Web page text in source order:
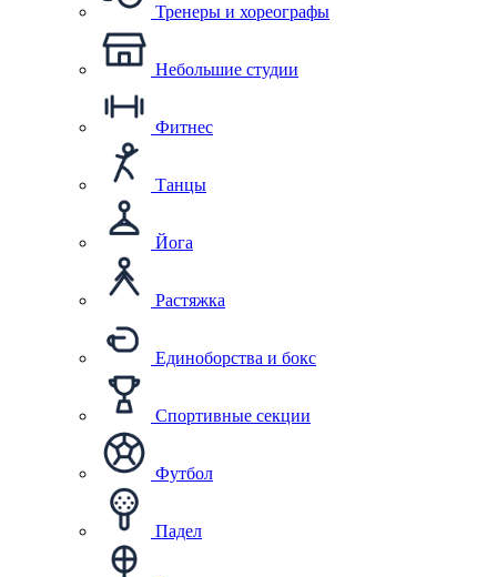
Тренеры и хореографы
Небольшие студии
Фитнес
Танцы
Йога
Растяжка
Единоборства и бокс
Спортивные секции
Футбол
Падел